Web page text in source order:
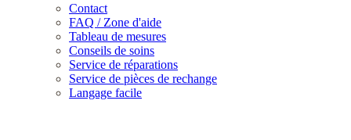
Contact
FAQ / Zone d'aide
Tableau de mesures
Conseils de soins
Service de réparations
Service de pièces de rechange
Langage facile